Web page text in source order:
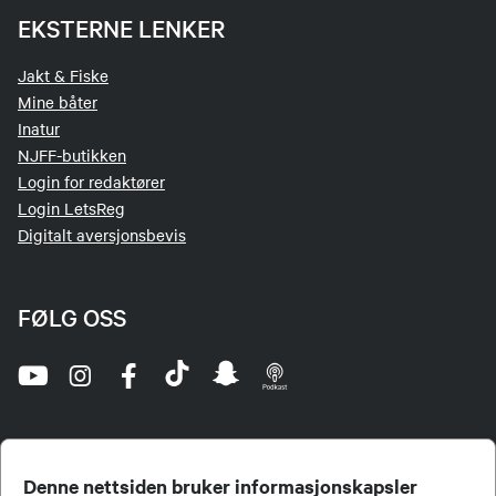
Denne nettsiden bruker informasjonskapsler
EKSTERNE LENKER
Jakt & Fiske
Mine båter
Inatur
NJFF-butikken
Login for redaktører
Login LetsReg
Digitalt aversjonsbevis
FØLG OSS